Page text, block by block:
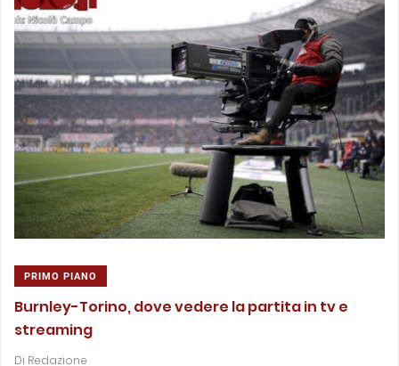
PRIMO PIANO
Burnley-Torino, dove vedere la partita in tv e
streaming
Di Redazione